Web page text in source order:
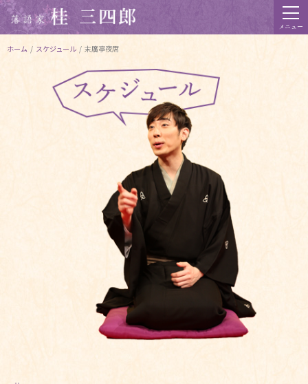
メニュー
ホーム / スケジュール / 末廣亭夜席